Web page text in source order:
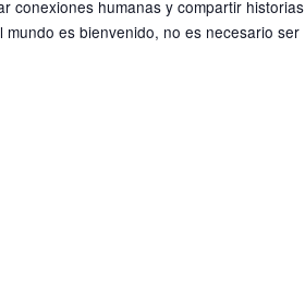
conexiones humanas y compartir historias
es bienvenido, no es necesario ser